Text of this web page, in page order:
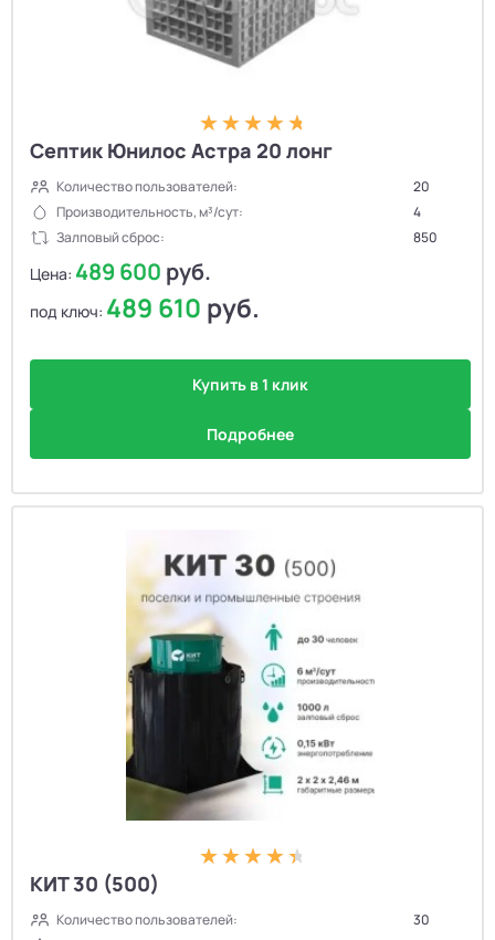
Септик Юнилос Астра 20 лонг
Количество пользователей:
20
Производительность, м³/сут:
4
Залповый сброс:
850
Цена: 489 600 руб.
под ключ: 489 610 руб.
Купить в 1 клик
Подробнее
КИТ 30 (500)
Количество пользователей:
30